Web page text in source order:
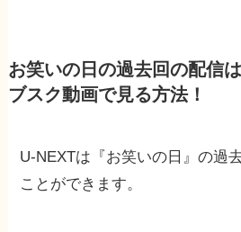
お笑いの日の過去回の配信
ブスク動画で見る方法！
U-NEXTは『お笑いの日』の過
ことができます。